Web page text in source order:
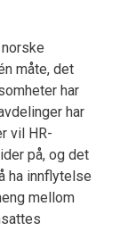
måte, det
har
har
vil HR-
på, og det
ha innflytelse
mellom